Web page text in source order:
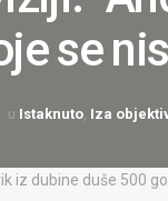
se
u Istaknuto Iza